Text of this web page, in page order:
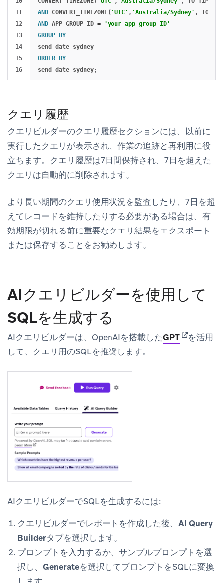
11
12
13
14
15
AND CONVERT_TIMEZONE( 'UTC' , 'Australia/Sydney' ,
AND APP_GROUP_ID =
'your app group ID'
GROUP
BY
send_date_sydney
ORDER
BY
send_date_sydney;
クエリ履歴
クエリビルダーのクエリ履歴セクションには、以前に
実行したクエリが表示され、作業の追跡と再利用に役
立ちます。クエリ履歴は7日間保持され、7日を超えた
クエリは自動的に削除されます。
より長い期間のクエリ使用状況を監査したり、7日を超
えてレコードを維持したりする必要がある場合は、有
効期限が切れる前に重要なクエリ結果をエクスポート
または保存することをお勧めします。
AIクエリビルダーを使用して
SQLを生成する
AIクエリビルダーは、OpenAIを搭載したGPT(opens in
を活用
して、クエリ用のSQLを推奨します。
AIクエリビルダーでSQLを生成するには:
クエリビルダーでレポートを作成した後、 AI Query
Builderタブを選択します。
プロンプトを入力するか、サンプルプロンプトを選
択し、 Generateを選択してプロンプトをSQLに変換